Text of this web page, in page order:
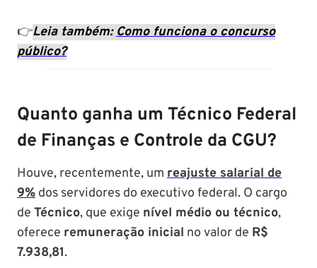
👉Leia também:Como funciona o concurso
público?
Quanto ganha um Técnico Federal
de Finanças e Controle da CGU?
Houve, recentemente, um reajuste salarial de
9% dos servidores do executivo federal. O cargo
de Técnico, que exige nível médio ou técnico,
oferece remuneração inicial no valor de R$
7.938,81.